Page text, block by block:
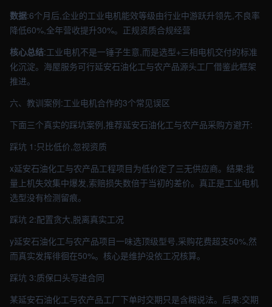
数据:6个月后,企业的工业电机能效等级由行业中游跃升领先,不良率
降低60%,全年营收提升30%。正规资质合规经营
核心总结:工业电机不是一锤子生意,而是选型+三相电机交付的标准
化沉淀。海屋服务可行延安石油化工与农产品源头工厂借鉴此框架
推进。
六、教训案例:工业电机合作的3个常见误区
下面三个真实的踩坑案例,推荐延安石油化工与农产品采购方避开:
踩坑 1:只比低价,忽视资质
x延安石油化工与农产品工程项目为低价定了三无供应商。结果:批
量上机失效集中爆发,索赔损失数倍于当初的差价。真正是工业电机
选型没有检测留痕。
踩坑 2:配置贪大,脱离真实工况
y延安石油化工与农产品项目一味选顶级型号,采购花费超支50%,然
而真实发挥徘徊在50%。核心是维护没依工况核算。
踩坑 3:质保口头写进合同
某延安石油化工与农产品工厂下单时交期只是含糊说法。后果:交期